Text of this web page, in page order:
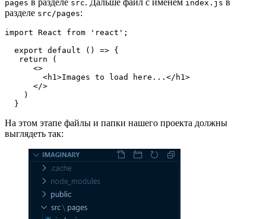
pages src index.js
разделе src/pages:
import React from 'react';
  export default () => {
   return (
      <>
        <h1>Images to load here...</h1>
      </>
    )
  }
На этом этапе файлы и папки нашего проекта должны
выглядеть так: